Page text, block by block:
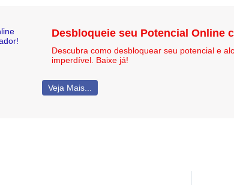
Desbloqueie seu Potencial Online
Descubra como desbloquear seu potencial e
imperdível. Baixe já!
Veja Mais...